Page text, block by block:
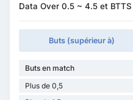
Data Over 0.5 ~ 4.5 et
Buts (supérieur à)
Buts en match
Plus de 0,5